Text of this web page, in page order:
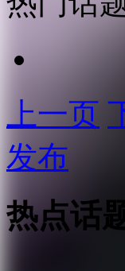
上一页
发布
热点话